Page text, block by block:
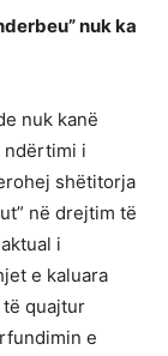
nuk ka
nuk kanë
ndërtimi i
shëtitorja
në drejtim të
i
e kaluara
quajtur
e